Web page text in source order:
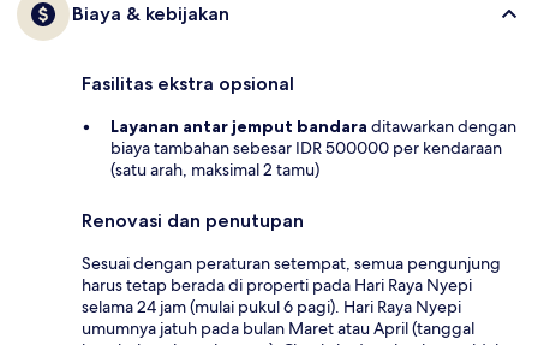
Biaya & kebijakan
Fasilitas ekstra opsional
Layanan antar jemput bandara ditawarkan dengan
biaya tambahan sebesar IDR 500000 per kendaraan
(satu arah, maksimal 2 tamu)
Renovasi dan penutupan
Sesuai dengan peraturan setempat, semua pengunjung
harus tetap berada di properti pada Hari Raya Nyepi
selama 24 jam (mulai pukul 6 pagi). Hari Raya Nyepi
umumnya jatuh pada bulan Maret atau April (tanggal